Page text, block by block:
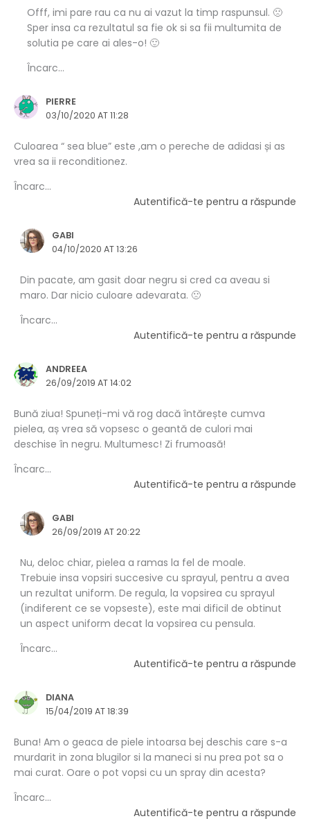
Offf, imi pare rau ca nu ai vazut la timp raspunsul. 🙁
Sper insa ca rezultatul sa fie ok si sa fii multumita de
solutia pe care ai ales-o! 🙂
Încarc...
PIERRE
03/10/2020 AT 11:28
Culoarea “ sea blue” este ,am o pereche de adidasi și as
vrea sa ii reconditionez.
Încarc...
Autentifică-te pentru a răspunde
GABI
04/10/2020 AT 13:26
Din pacate, am gasit doar negru si cred ca aveau si
maro. Dar nicio culoare adevarata. 🙁
Încarc...
Autentifică-te pentru a răspunde
ANDREEA
26/09/2019 AT 14:02
Bună ziua! Spuneți-mi vă rog dacă întărește cumva
pielea, aș vrea să vopsesc o geantă de culori mai
deschise în negru. Multumesc! Zi frumoasă!
Încarc...
Autentifică-te pentru a răspunde
GABI
26/09/2019 AT 20:22
Nu, deloc chiar, pielea a ramas la fel de moale.
Trebuie insa vopsiri succesive cu sprayul, pentru a avea
un rezultat uniform. De regula, la vopsirea cu sprayul
(indiferent ce se vopseste), este mai dificil de obtinut
un aspect uniform decat la vopsirea cu pensula.
Încarc...
Autentifică-te pentru a răspunde
DIANA
15/04/2019 AT 18:39
Buna! Am o geaca de piele intoarsa bej deschis care s-a
murdarit in zona blugilor si la maneci si nu prea pot sa o
mai curat. Oare o pot vopsi cu un spray din acesta?
Încarc...
Autentifică-te pentru a răspunde